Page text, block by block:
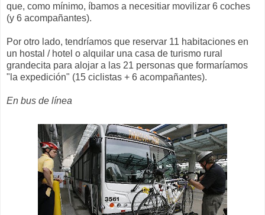
que, como mínimo, íbamos a necesitiar movilizar 6 coches
(y 6 acompañantes).
Por otro lado, tendríamos que reservar 11 habitaciones en
un hostal / hotel o alquilar una casa de turismo rural
grandecita para alojar a las 21 personas que formaríamos
"la expedición" (15 ciclistas + 6 acompañantes).
En bus de línea